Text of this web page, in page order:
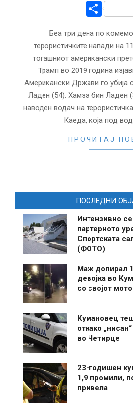
Беа три дена по
терористичките напади на
тогашниот американски
Трамп во 2019 година
Американски Држави го убија
Ладен (54). Хамза бин Ладен
наводен водач на
Каеда, која под
ПРОЧИТАЈ
ПОСЛЕДНИ
Интензивно
партерното
Спортската
(ФОТО)
Маж допирал
девојка во
со својот
Кумановец
откако
во Четирце
23-годишен
1,9 промили,
привела